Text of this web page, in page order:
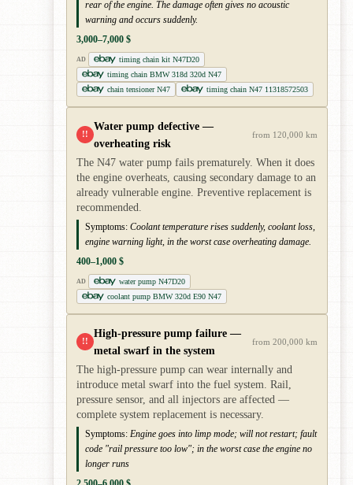
rear of the engine. The damage often gives no acoustic
warning and occurs suddenly.
3,000–7,000 $
AD
timing chain kit N47D20
timing chain BMW 318d 320d N47
chain tensioner N47
timing chain N47 11318572503
!!
Water pump defective —
overheating risk
from 120,000 km
The N47 water pump fails prematurely. When it does
the engine overheats, causing secondary damage to an
already vulnerable engine. Preventive replacement is
recommended.
Symptoms: Coolant temperature rises suddenly, coolant loss,
engine warning light, in the worst case overheating damage.
400–1,000 $
AD
water pump N47D20
coolant pump BMW 320d E90 N47
!!
High-pressure pump failure —
metal swarf in the system
from 200,000 km
The high-pressure pump can wear internally and
introduce metal swarf into the fuel system. Rail,
pressure sensor, and all injectors are affected —
complete system replacement is necessary.
Symptoms: Engine goes into limp mode; will not restart; fault
code "rail pressure too low"; in the worst case the engine no
longer runs